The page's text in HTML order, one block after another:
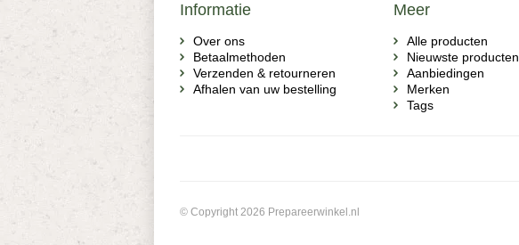
Informatie
Over ons
Betaalmethoden
Verzenden & retourneren
Afhalen van uw bestelling
Meer
Alle producten
Nieuwste producten
Aanbiedingen
Merken
Tags
© Copyright 2026 Prepareerwinkel.nl